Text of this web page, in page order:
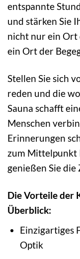
entspannte
und stärken Sie
nicht nur ein Ort
ein Ort der
Stellen Sie sich
reden und die
Sauna schafft
Menschen
Erinnerungen
zum Mittelpunkt
genießen Sie
Die Vorteile der
Überblick:
Einzigartiges
Optik